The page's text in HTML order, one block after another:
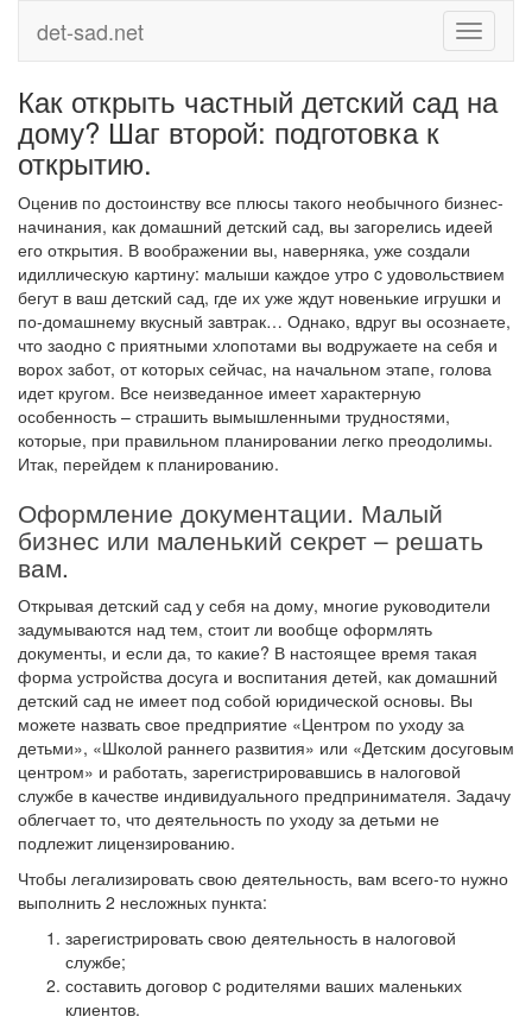
Toggle
det-sad.net
Как открыть частный детский сад на
дому? Шаг второй: подготовка к
открытию.
Оценив по достоинству все плюсы такого необычного бизнес-
начинания, как домашний детский сад, вы загорелись идеей
его открытия. В воображении вы, наверняка, уже создали
идиллическую картину: малыши каждое утро c удовольствием
бегут в ваш детский сад, где их уже ждут новенькие игрушки и
по-домашнему вкусный завтрак… Однако, вдруг вы осознаете,
что заодно c приятными хлопотами вы водружаете на себя и
ворох забот, от которых сейчас, на начальном этапе, голова
идет кругом. Все неизведанное имеет характерную
особенность – страшить вымышленными трудностями,
которые, при правильном планировании легко преодолимы.
Итак, перейдем к планированию.
Оформление документации. Малый
бизнес или маленький секрет – решать
вам.
Открывая детский сад у себя на дому, многие руководители
задумываются над тем, стоит ли вообще оформлять
документы, и если да, то какие? В настоящее время такая
форма устройства досуга и воспитания детей, как домашний
детский сад не имеет под собой юридической основы. Вы
можете назвать свое предприятие «Центром по уходу за
детьми», «Школой раннего развития» или «Детским досуговым
центром» и работать, зарегистрировавшись в налоговой
службе в качестве индивидуального предпринимателя. Задачу
облегчает то, что деятельность по уходу за детьми не
подлежит лицензированию.
Чтобы легализировать свою деятельность, вам всего-то нужно
выполнить 2 несложных пункта:
зарегистрировать свою деятельность в налоговой
службе;
составить договор c родителями ваших маленьких
клиентов.